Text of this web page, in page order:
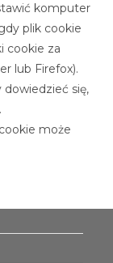
komputer
plik cookie
cookie za
lub Firefox).
dowiedzieć się,
może